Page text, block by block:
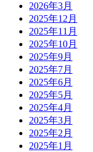
2026年3月
2025年12月
2025年11月
2025年10月
2025年9月
2025年7月
2025年6月
2025年5月
2025年4月
2025年3月
2025年2月
2025年1月